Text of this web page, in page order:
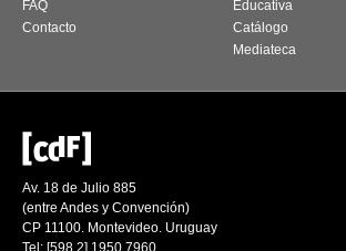
FAQ
Contacto
Educativa
Catálogo
Mediateca
Av. 18 de Julio 885
(entre Andes y Convención)
CP 11100. Montevideo. Uruguay
Tel: [598 2] 1950 7960